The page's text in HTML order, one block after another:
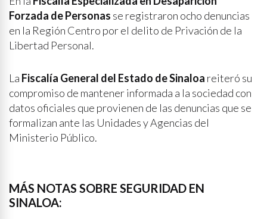
Forzada de Personas se registraron ocho denuncias
en la Región Centro por el delito de Privación de la
Libertad Personal.
La Fiscalía General del Estado de Sinaloa reiteró su
compromiso de mantener informada a la sociedad con
datos oficiales que provienen de las denuncias que se
formalizan ante las Unidades y Agencias del
Ministerio Público.
MÁS NOTAS SOBRE SEGURIDAD EN
SINALOA: